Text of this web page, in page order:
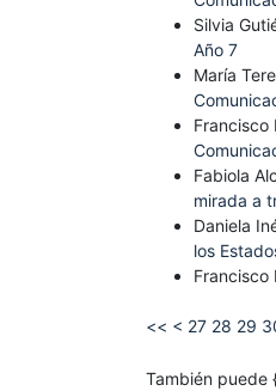
Silvia
Año 7
María
Francisco
Fabiola
mirada a
Daniela
los
Francisco
<< < 27 28 29
También puede